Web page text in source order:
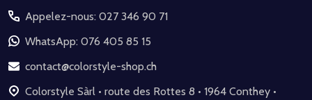
pied
de
page
Appelez-nous: 027 346 90 71
WhatsApp: 076 405 85 15
contact@colorstyle-shop.ch
Colorstyle Sàrl • route des Rottes 8 • 1964 Conthey •